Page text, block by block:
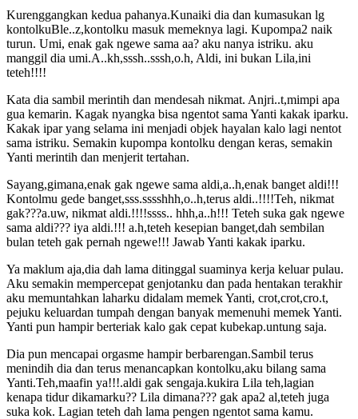
Kurenggangkan kedua pahanya.Kunaiki dia dan kumasukan lg
kontolkuBle..z,kontolku masuk memeknya lagi. Kupompa2 naik
turun. Umi, enak gak ngewe sama aa? aku nanya istriku. aku
manggil dia umi.A..kh,sssh..sssh,o.h, Aldi, ini bukan Lila,ini
teteh!!!!
Kata dia sambil merintih dan mendesah nikmat. Anjri..t,mimpi apa
gua kemarin. Kagak nyangka bisa ngentot sama Yanti kakak iparku.
Kakak ipar yang selama ini menjadi objek hayalan kalo lagi nentot
sama istriku. Semakin kupompa kontolku dengan keras, semakin
Yanti merintih dan menjerit tertahan.
Sayang,gimana,enak gak ngewe sama aldi,a..h,enak banget aldi!!!
Kontolmu gede banget,sss.sssshhh,o..h,terus aldi..!!!!Teh, nikmat
gak???a.uw, nikmat aldi.!!!!ssss.. hhh,a..h!!! Teteh suka gak ngewe
sama aldi??? iya aldi.!!! a.h,teteh kesepian banget,dah sembilan
bulan teteh gak pernah ngewe!!! Jawab Yanti kakak iparku.
Ya maklum aja,dia dah lama ditinggal suaminya kerja keluar pulau.
Aku semakin mempercepat genjotanku dan pada hentakan terakhir
aku memuntahkan laharku didalam memek Yanti, crot,crot,cro.t,
pejuku keluardan tumpah dengan banyak memenuhi memek Yanti.
Yanti pun hampir berteriak kalo gak cepat kubekap.untung saja.
Dia pun mencapai orgasme hampir berbarengan.Sambil terus
menindih dia dan terus menancapkan kontolku,aku bilang sama
Yanti.Teh,maafin ya!!!.aldi gak sengaja.kukira Lila teh,lagian
kenapa tidur dikamarku?? Lila dimana??? gak apa2 al,teteh juga
suka kok. Lagian teteh dah lama pengen ngentot sama kamu.